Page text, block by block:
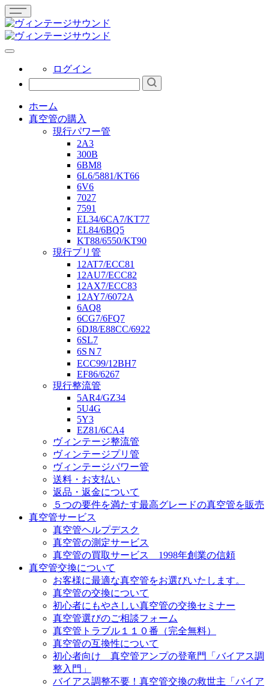
ログイン
ホーム
真空管の購入
現行パワー管
2A3
300B
6BM8
6L6/5881/KT66
6V6
7027
7591
EL34/6CA7/KT77
EL84/6BQ5
KT88/6550/KT90
現行プリ管
12AT7/ECC81
12AU7/ECC82
12AX7/ECC83
12AY7/6072A
6AQ8
6CG7/6FQ7
6DJ8/E88CC/6922
6SL7
6SＮ7
ECC99/12BH7
EF86/6267
現行整流管
5AR4/GZ34
5U4G
5Y3
EZ81/6CA4
ヴィンテージ整流管
ヴィンテージプリ管
ヴィンテージパワー管
送料・お支払い
返品・返金について
５つの要件を満たす最高グレードの真空管を販売
真空管サービス
真空管ヘルプデスク
真空管の測定サービス
真空管の買取サービス 1998年創業の信頼
真空管交換について
お客様に最適な真空管をお選びいたします。
真空管の交換について
初心者にもやさしい真空管の交換セミナー
真空管選びのご相談フォーム
真空管トラブル１１０番（完全無料）
真空管の互換性について
初心者向け 真空管アンプの登竜門「バイアス調
整入門」
バイアス調整不要！真空管交換の救世主「バイア